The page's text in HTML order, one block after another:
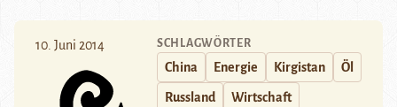
10. Juni 2014 SCHLAGWÖRTER
China Energie Kirgistan Öl
Russland Wirtschaft